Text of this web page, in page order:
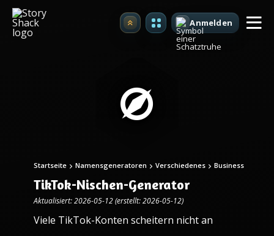
Upgrade Anmelden
Startseite Namensgeneratoren Verschiedenes Business
TikTok-Nischen-Generator
Aktualisiert: 2026-05-12 (erstellt: 2026-05-12)
Viele TikTok-Konten scheitern nicht an